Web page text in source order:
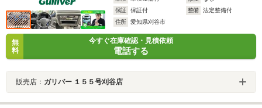
保証
保証付 整備
法定整備付
住所
愛知県刈谷市
無
料
今すぐ在庫確認・見積依頼
電話する
販売店： ガリバー １５５号刈谷店